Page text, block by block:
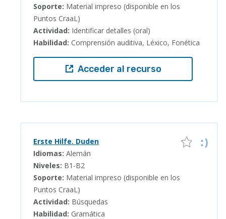
Soporte: Material impreso (disponible en los
Puntos CraaL)
Actividad: Identificar detalles (oral)
Habilidad: Comprensión auditiva, Léxico, Fonética
Acceder al recurso
Erste Hilfe. Duden
Idiomas: Alemán
Niveles: B1-B2
Soporte: Material impreso (disponible en los
Puntos CraaL)
Actividad: Búsquedas
Habilidad: Gramática